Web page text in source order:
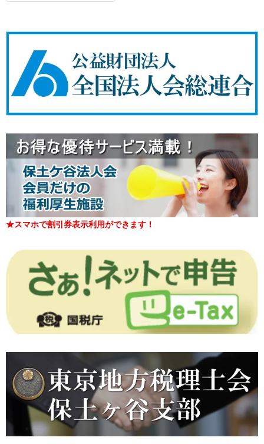
★スマホで割引券表示利用ができます！